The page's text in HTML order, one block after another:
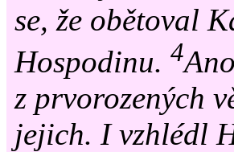
se, že obětoval
Hospodinu. 4
z prvorozených
jejich. I vzhlédl